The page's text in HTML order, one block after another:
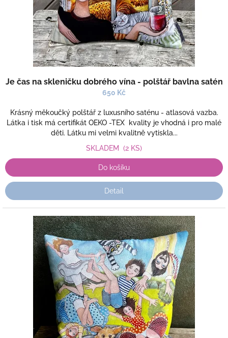
Je čas na skleničku dobrého vína - polštář bavlna satén
650 Kč
Krásný měkoučký polštář z luxusního saténu - atlasová vazba.
Látka i tisk má certifikát OEKO -TEX kvality je vhodná i pro malé
děti. Látku mi velmi kvalitně vytiskla...
SKLADEM (2 KS)
Do košíku
Detail